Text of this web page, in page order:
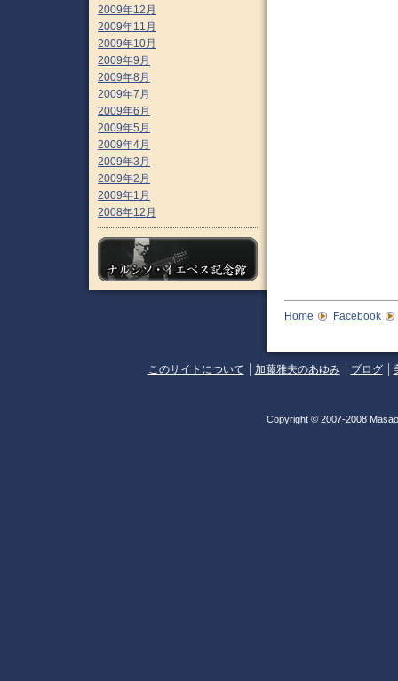
2009年12月
2009年11月
2009年10月
2009年9月
2009年8月
2009年7月
2009年6月
2009年5月
2009年4月
2009年3月
2009年2月
2009年1月
2008年12月
Home Facebook
このサイトについて 加藤雅夫のあゆみ ブログ
Copyright © 2007-2008